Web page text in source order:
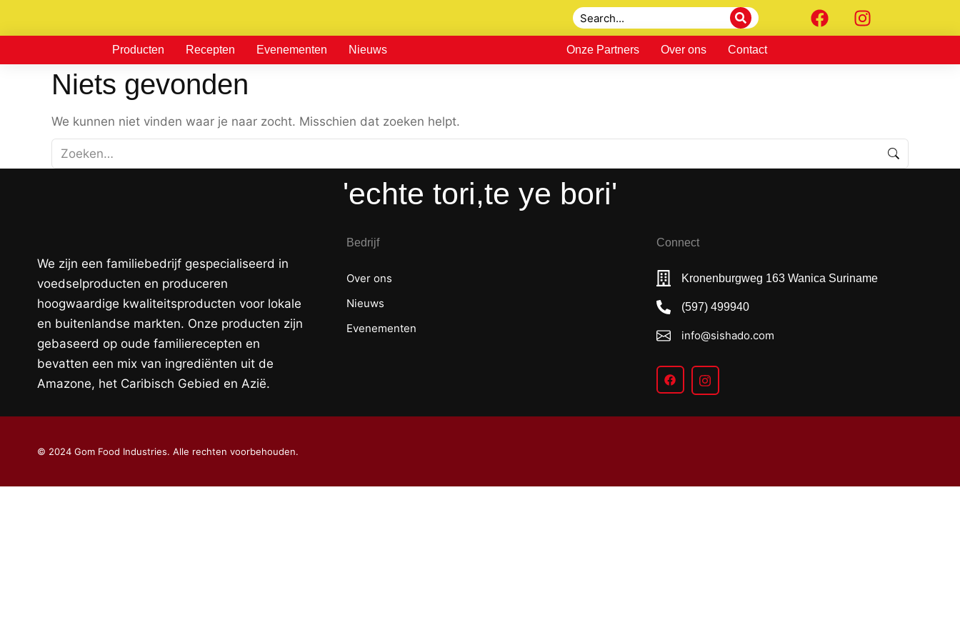
Producten Recepten Evenementen Nieuws Onze Partners Over ons Contact
Niets gevonden
We kunnen niet vinden waar je naar zocht. Misschien dat zoeken helpt.
'echte tori,te ye bori'
We zijn een familiebedrijf gespecialiseerd in
voedselproducten en produceren
hoogwaardige kwaliteitsproducten voor lokale
en buitenlandse markten. Onze producten zijn
gebaseerd op oude familierecepten en
bevatten een mix van ingrediënten uit de
Amazone, het Caribisch Gebied en Azië.
Bedrijf
Over ons
Nieuws
Evenementen
Connect
Kronenburgweg 163 Wanica Suriname
(597) 499940
info@sishado.com
© 2024 Gom Food Industries. Alle rechten voorbehouden.